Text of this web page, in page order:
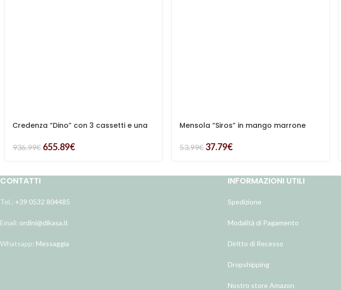
Credenza “Dino” con 3 cassetti e una
936.99€ 655.89€
Mensola “Siros” in mango marrone
53.99€ 37.79€
CONTATTI
Tel.: +39 0532 804485
Email: ordini@dikasa.it
Whatsapp: Messaggia
INFORMAZIONI UTILI
Spedizione
Modalità di Pagamento
Diritto di Recesso
Dropshipping
Nostro store Amazon